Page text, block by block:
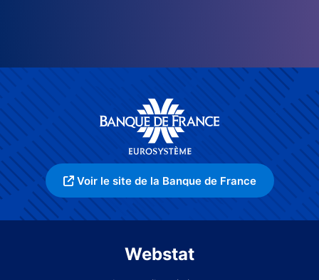
Voir le site de la Banque de France
Webstat